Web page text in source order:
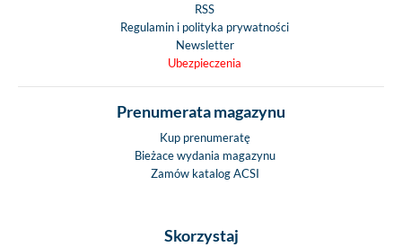
RSS
Regulamin i polityka prywatności
Newsletter
Ubezpieczenia
Prenumerata magazynu
Kup prenumeratę
Bieżace wydania magazynu
Zamów katalog ACSI
Skorzystaj